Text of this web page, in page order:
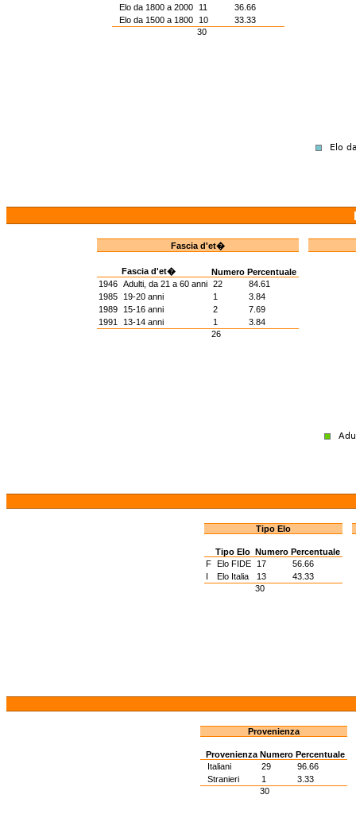
Elo da 1800 a 2000
11
36.66
Elo da 1500 a 1800
10
33.33
30
Fascia d'et�
Fascia d'et� Numero Percentuale
1946 Adulti, da 21 a 60 anni 22
84.61
1985
19-20 anni 1
3.84
1989
15-16 anni 2
7.69
1991
13-14 anni 1
3.84
26
Tipo Elo
Tipo Elo Numero Percentuale
F Elo FIDE 17
56.66
I
Elo Italia 13
43.33
30
Provenienza
Provenienza Numero Percentuale
Italiani
29
96.66
Stranieri
1
3.33
30